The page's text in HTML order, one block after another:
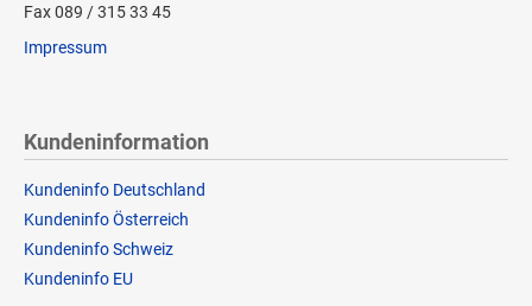
Fax 089 / 315 33 45
Impressum
Kundeninformation
Kundeninfo Deutschland
Kundeninfo Österreich
Kundeninfo Schweiz
Kundeninfo EU